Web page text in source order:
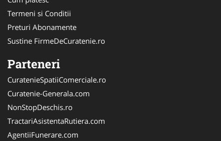
Termeni si Conditii
Preturi Abonamente
Sustine FirmeDeCuratenie.ro
Parteneri
CuratenieSpatiiComerciale.ro
Curatenie-Generala.com
NonStopDeschis.ro
TractariAsistentaRutiera.com
AgentiiFunerare.com